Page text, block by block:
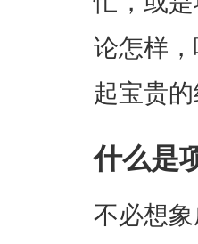
论怎样
起宝贵
什么是
不必想